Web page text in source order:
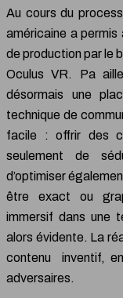
Au cours du
américaine a permis
de production par le
Oculus VR. Pa
désormais une
technique de
facile : offrir des
seulement de
d’optimiser
être exact ou
immersif dans une
alors évidente. La
contenu inventif,
adversaires.